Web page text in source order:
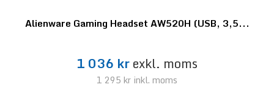
Alienware Gaming Headset AW520H (USB, 3,5...
1 036 krexkl. moms
1 295 kr inkl. moms